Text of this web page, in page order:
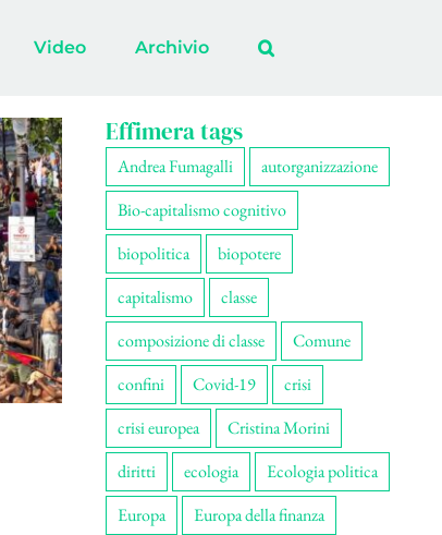
Video Archivio
Effimera tags
Andrea Fumagalli
autorganizzazione
Bio-capitalismo cognitivo
biopolitica
biopotere
capitalismo
classe
composizione di classe
Comune
confini
Covid-19
crisi
crisi europea
Cristina Morini
diritti
ecologia
Ecologia politica
Europa
Europa della finanza